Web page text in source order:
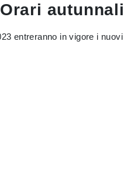
autunnali
entreranno in vigore i